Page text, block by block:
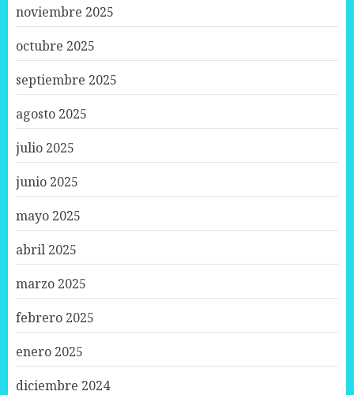
noviembre 2025
octubre 2025
septiembre 2025
agosto 2025
julio 2025
junio 2025
mayo 2025
abril 2025
marzo 2025
febrero 2025
enero 2025
diciembre 2024